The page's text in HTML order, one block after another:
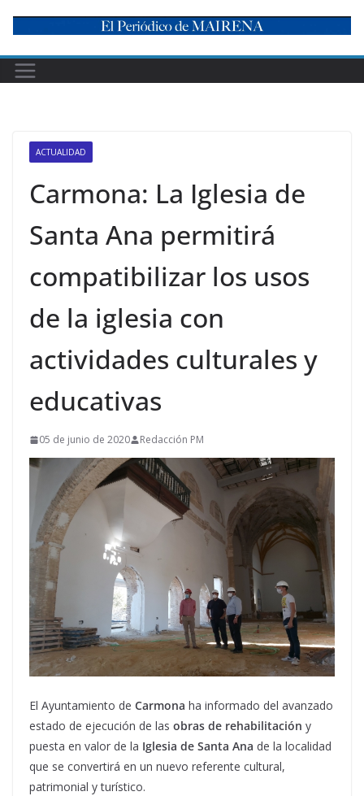
content
ACTUALIDAD
Carmona: La Iglesia de
Santa Ana permitirá
compatibilizar los usos
de la iglesia con
actividades culturales y
educativas
05 de junio de 2020 Redacción PM
El Ayuntamiento de Carmona ha informado del avanzado
estado de ejecución de las obras de rehabilitación y
puesta en valor de la Iglesia de Santa Ana de la localidad
que se convertirá en un nuevo referente cultural,
patrimonial y turístico.